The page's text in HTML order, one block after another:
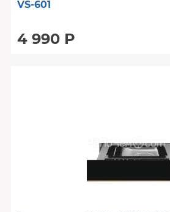
VS-601
4 990 Р